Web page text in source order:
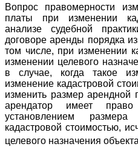
Вопрос правомерности
платы при изменении
анализе судебной
договоре аренды порядка
том числе, при изменении
изменении целевого
в случае, когда такое
изменение кадастровой
изменить размер арендной
арендатор имеет
установлением
кадастровой стоимостью,
целевого назначения объекта